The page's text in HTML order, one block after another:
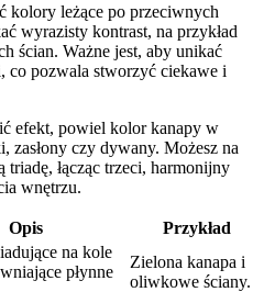
kolory leżące po przeciwnych
wyrazisty kontrast, na przykład
ścian. Ważne jest, aby unikać
co pozwala stworzyć ciekawe i
efekt, powiel kolor kanapy w
zasłony czy dywany. Możesz na
triadę, łącząc trzeci, harmonijny
wnętrzu.
Opis
Przykład
na kole
płynne
Zielona kanapa i
oliwkowe ściany.